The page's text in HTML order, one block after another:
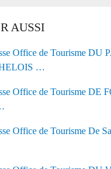
AUSSI
Office de Tourisme DU
…
Office de Tourisme DE
Office de Tourisme De